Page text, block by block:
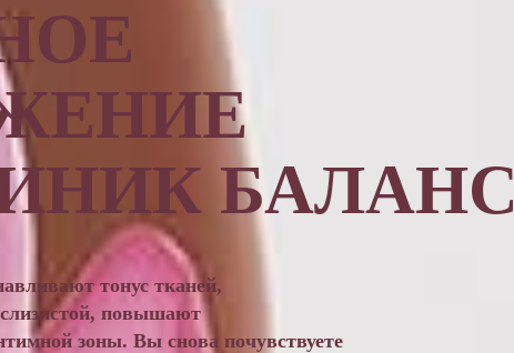
БАЛАНС
тонус тканей,
повышают
зоны. Вы снова почувствуете